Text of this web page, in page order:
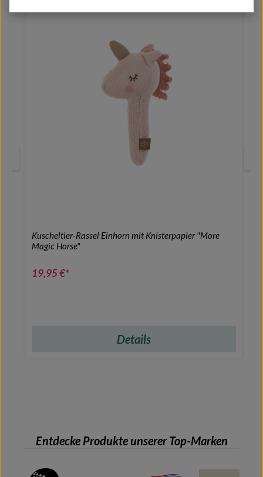
Kuscheltier-Rassel Einhorn mit Knisterpapier "More
Magic Horse"
19,95 €*
Details
Entdecke Produkte unserer Top-Marken